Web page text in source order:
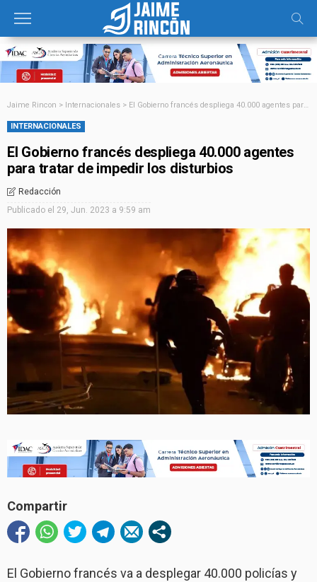
Jaime Rincon > Internacionales > El Gobierno francés despliega 40.000 agentes para tratar de impedir los disturbios
INTERNACIONALES
El Gobierno francés despliega 40.000 agentes
para tratar de impedir los disturbios
Redacción
Publicado el 29, Jun. 2023 a 9:59 am
Compartir
El Gobierno francés va a desplegar 40.000 policías y